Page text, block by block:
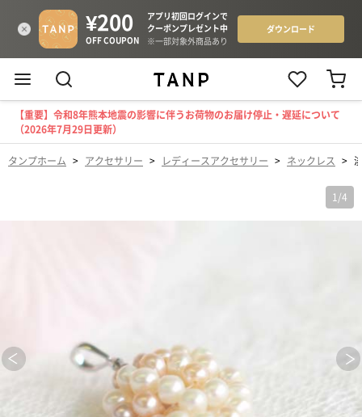
【重要】令和8年熊本地震の影響に伴うお荷物のお届け停止・遅延について
（2026年7月29日更新）
タンプホーム > アクセサリー > レディースアクセサリー > ネックレス >
1 /4